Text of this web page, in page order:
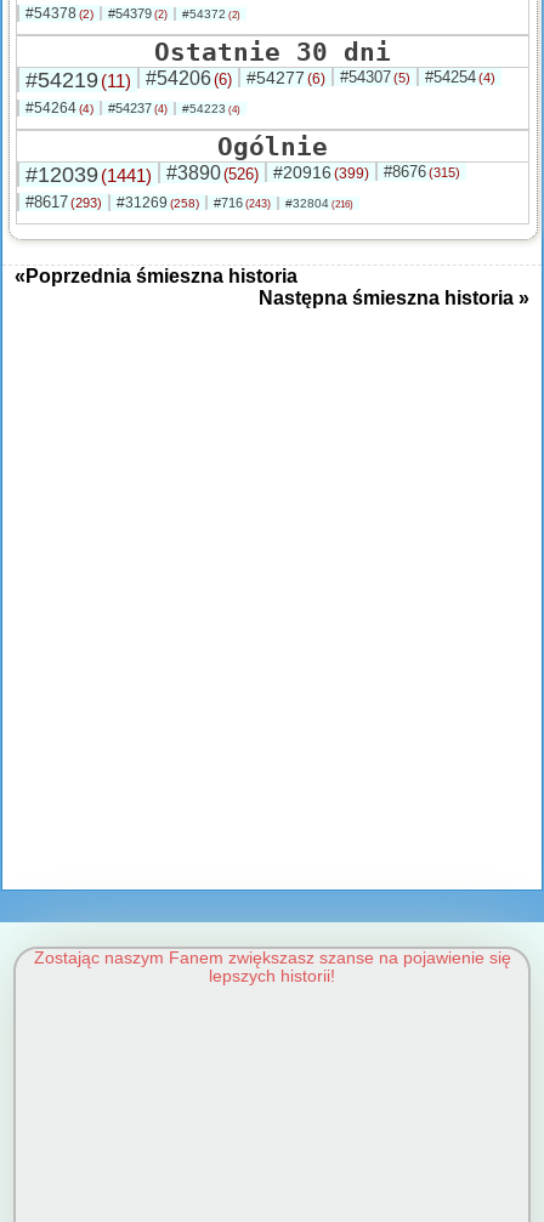
#54378 (2) #54379 (2) #54372 (2)
Ostatnie 30 dni
#54219(11) #54206(6) #54277 (6) #54307(5) #54254(4)
#54264(4) #54237 (4) #54223 (4)
Ogólnie
#12039(1441) #3890(526) #20916 (399) #8676(315)
#8617(293) #31269 (258) #716 (243) #32804 (216)
«Poprzednia śmieszna historia
Następna śmieszna historia »
Zostając naszym Fanem zwiększasz szanse na pojawienie się
lepszych historii!